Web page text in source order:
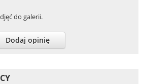
do galerii.
Dodaj opinię